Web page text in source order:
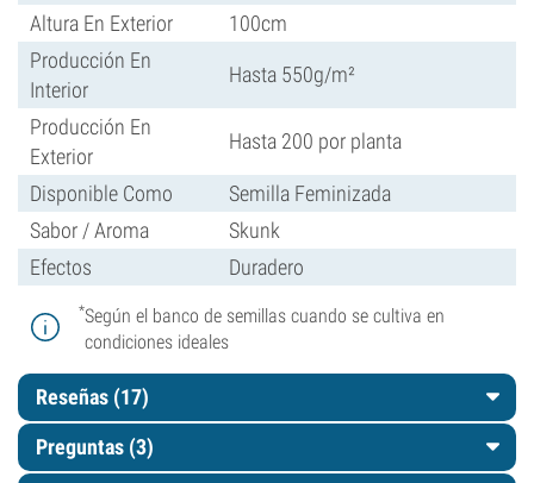
Altura En Exterior
100cm
Producción En
Interior
Hasta 550g/m²
Producción En
Exterior
Hasta 200 por planta
Disponible Como
Semilla Feminizada
Sabor / Aroma
Skunk
Efectos
Duradero
*Según el banco de semillas cuando se cultiva en
condiciones ideales
Reseñas (17)
Preguntas (3)